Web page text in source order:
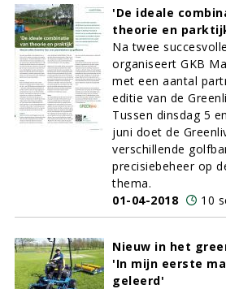
'De ideale
theorie en
Na twee
organiseert GKB
met een aantal
editie van de
Tussen dinsdag 5
juni doet de
verschillende
precisiebeheer op
thema.
01-04-2018
10
Nieuw in het
'In mijn eerste
geleerd'